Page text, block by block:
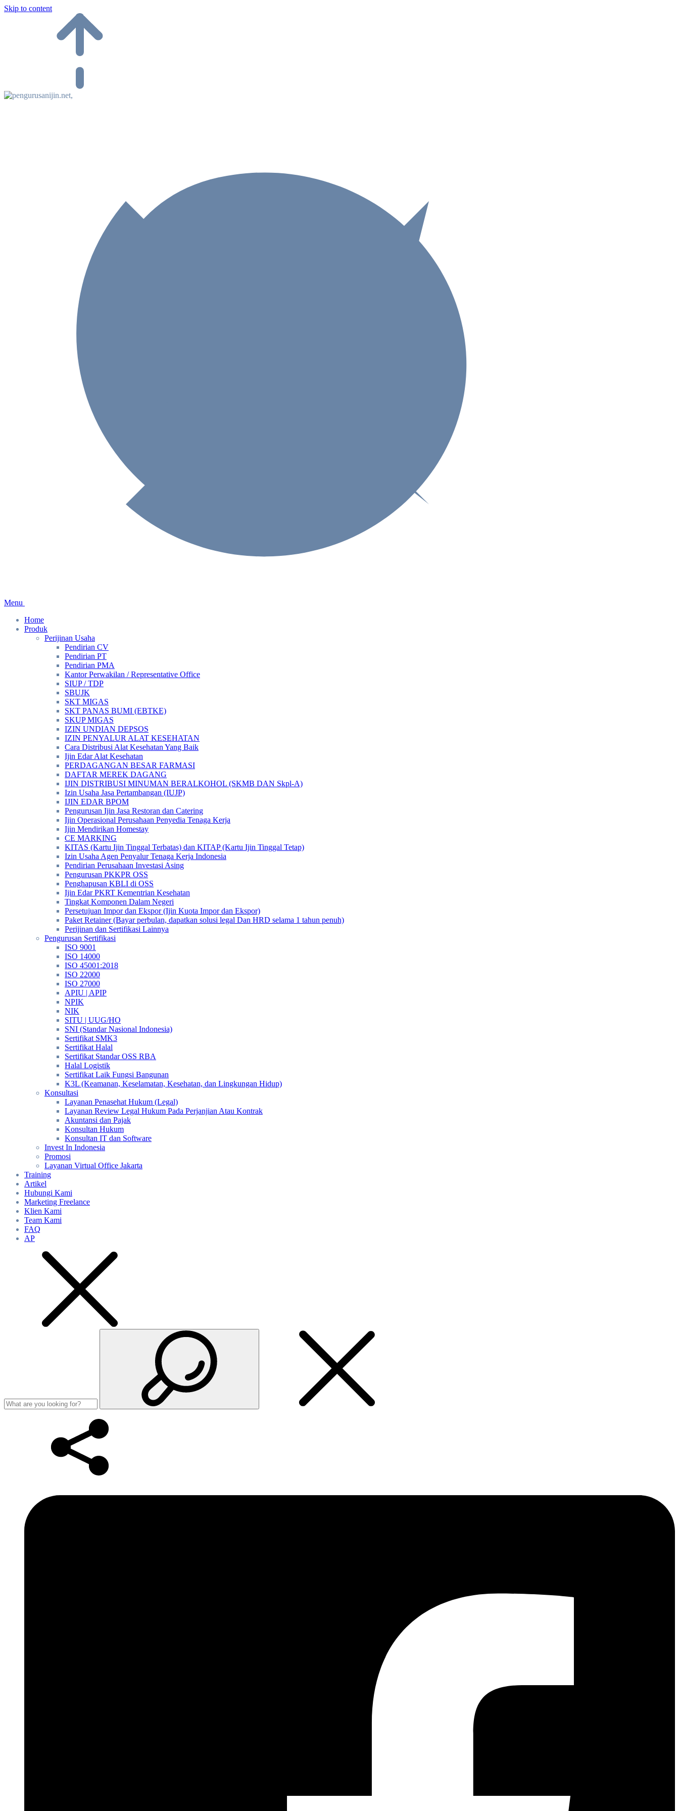
Skip to content
Menu
Home
Produk
Perijinan Usaha
Pendirian CV
Pendirian PT
Pendirian PMA
Kantor Perwakilan / Representative Office
SIUP / TDP
SBUJK
SKT MIGAS
SKT PANAS BUMI (EBTKE)
SKUP MIGAS
IZIN UNDIAN DEPSOS
IZIN PENYALUR ALAT KESEHATAN
Cara Distribusi Alat Kesehatan Yang Baik
Ijin Edar Alat Kesehatan
PERDAGANGAN BESAR FARMASI
DAFTAR MEREK DAGANG
IJIN DISTRIBUSI MINUMAN BERALKOHOL (SKMB DAN Skpl-A)
Izin Usaha Jasa Pertambangan (IUJP)
IJIN EDAR BPOM
Pengurusan Ijin Jasa Restoran dan Catering
Ijin Operasional Perusahaan Penyedia Tenaga Kerja
Ijin Mendirikan Homestay
CE MARKING
KITAS (Kartu Ijin Tinggal Terbatas) dan KITAP (Kartu Ijin Tinggal Tetap)
Izin Usaha Agen Penyalur Tenaga Kerja Indonesia
Pendirian Perusahaan Investasi Asing
Pengurusan PKKPR OSS
Penghapusan KBLI di OSS
Ijin Edar PKRT Kementrian Kesehatan
Tingkat Komponen Dalam Negeri
Persetujuan Impor dan Ekspor (Ijin Kuota Impor dan Ekspor)
Paket Retainer (Bayar perbulan, dapatkan solusi legal Dan HRD selama 1 tahun penuh)
Perijinan dan Sertifikasi Lainnya
Pengurusan Sertifikasi
ISO 9001
ISO 14000
ISO 45001:2018
ISO 22000
ISO 27000
APIU | APIP
NPIK
NIK
SITU | UUG/HO
SNI (Standar Nasional Indonesia)
Sertifikat SMK3
Sertifikat Halal
Sertifikat Standar OSS RBA
Halal Logistik
Sertifikat Laik Fungsi Bangunan
K3L (Keamanan, Keselamatan, Kesehatan, dan Lingkungan Hidup)
Konsultasi
Layanan Penasehat Hukum (Legal)
Layanan Review Legal Hukum Pada Perjanjian Atau Kontrak
Akuntansi dan Pajak
Konsultan Hukum
Konsultan IT dan Software
Invest In Indonesia
Promosi
Layanan Virtual Office Jakarta
Training
Artikel
Hubungi Kami
Marketing Freelance
Klien Kami
Team Kami
FAQ
AP